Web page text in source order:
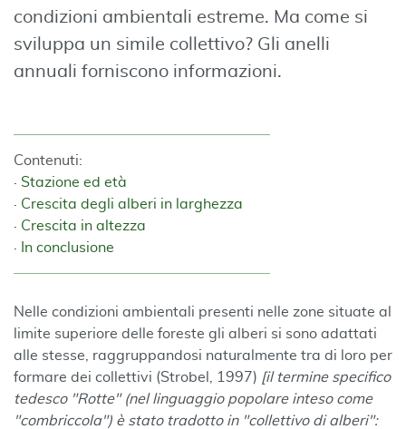
condizioni ambientali estreme. Ma come si
sviluppa un simile collettivo? Gli anelli
annuali forniscono informazioni.
Contenuti:
Stazione ed età
Crescita degli alberi in larghezza
Crescita in altezza
In conclusione
Nelle condizioni ambientali presenti nelle zone situate al
limite superiore delle foreste gli alberi si sono adattati
alle stesse, raggruppandosi naturalmente tra di loro per
formare dei collettivi (Strobel, 1997) [il termine specifico
tedesco "Rotte" (nel linguaggio popolare inteso come
"combriccola") è stato tradotto in "collettivo di alberi":